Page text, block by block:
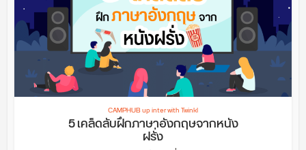
CAMPHUB up inter with Twinkl
5 เคล็ดลับฝึกภาษาอังกฤษจากหนัง
ฝรั่ง